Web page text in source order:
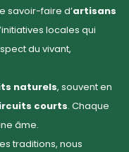
savoir-faire d’artisans
locales qui
du vivant,
naturels, souvent en
courts. Chaque
âme.
traditions, nous